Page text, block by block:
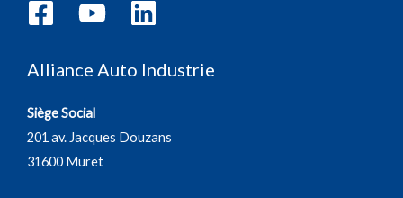
Alliance Auto Industrie
Siège Social
201 av. Jacques Douzans
31600 Muret